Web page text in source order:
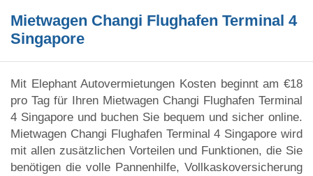
Mietwagen Changi Flughafen Terminal 4
Singapore
Mit Elephant Autovermietungen Kosten beginnt am €18
pro Tag für Ihren Mietwagen Changi Flughafen Terminal
4 Singapore und buchen Sie bequem und sicher online.
Mietwagen Changi Flughafen Terminal 4 Singapore wird
mit allen zusätzlichen Vorteilen und Funktionen, die Sie
benötigen die volle Pannenhilfe, Vollkaskoversicherung